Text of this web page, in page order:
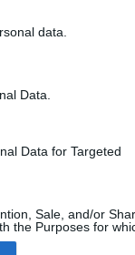
data.
Data.
Data for Targeted
Sale, and/or
the Purposes for